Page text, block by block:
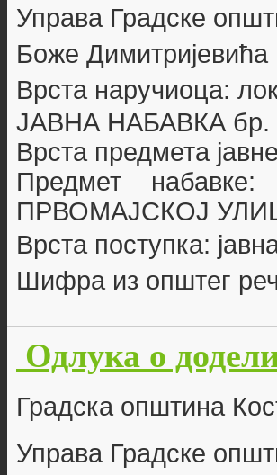
Управа Градске
Боже
Врста наручиоца:
ЈАВНА НАБАВКА бр.
Врста предмета
Предмет набавке:
ПРВОМАЈСКОЈ
Врста поступка:
Шифра из општег
Одлука о
Градска општина
Управа Градске